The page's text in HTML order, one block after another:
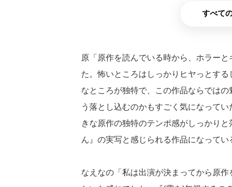
すべて
原「原作を読んでいる時から、ホラー
た。怖いところはしっかりヒヤっとす
なところが独特で、この作品ならでは
う落とし込むのかもすごく気になって
きな原作の独特のテンポ感がしっかり
ん』の実写と感じられる作品になって
なえなの「私は出演が決まってから原